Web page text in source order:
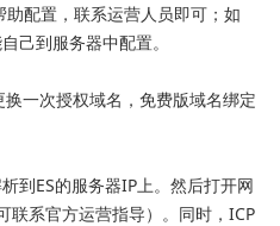
助配置，联系运营人员即可；如
己到服务器中配置。
一次授权域名，免费版域名绑定
到ES的服务器IP上。然后打开网
联系官方运营指导）。同时，ICP